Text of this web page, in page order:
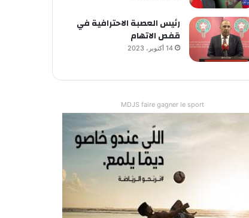
رئيس العصبة الاحترافية في
قفص الاتهام
14 أكتوبر، 2023
MDJS faire gagner le sport